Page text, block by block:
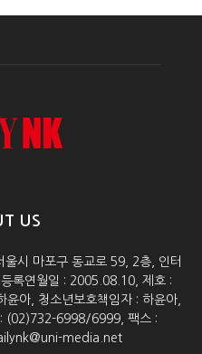
US
시 마포구 동교로 59, 2층, 인터
록연월일 : 2005.08.10, 제호 :
윤아, 청소년보호책임자 : 하윤아,
(02)732-6998/6999, 팩스 :
media.net